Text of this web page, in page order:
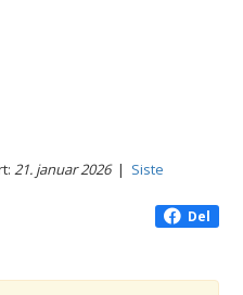
21. januar 2026| Siste
Del